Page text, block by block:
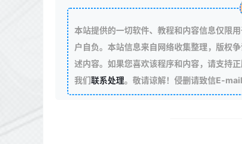
本站提供的一切软件、教程和内容信息仅限
户自负。本站信息来自网络收集整理，版权
述内容。如果您喜欢该程序和内容，请支持
我们联系处理。敬请谅解！侵删请致信E-